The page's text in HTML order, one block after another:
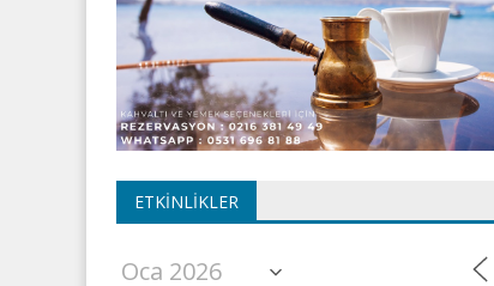
ETKINLIKLER